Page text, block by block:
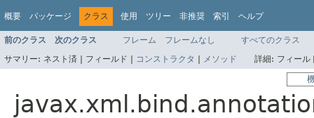
概要 パッケージ クラス 使用 ツリー 非推奨 索引 ヘルプ
前のクラス 次のクラス フレーム フレームなし
すべてのクラス
サマリー: ネスト済 | フィールド | コンストラクタ | メソッド 詳細: フィー